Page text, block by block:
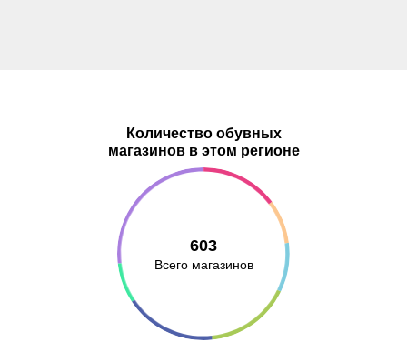
Количество обувных
магазинов в этом регионе
603
Всего магазинов